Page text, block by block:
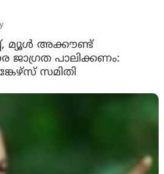
മ്യൂൾ അക്കൗണ്ട്
ജാ​ഗ്രത പാലിക്കണം:
സമിതി